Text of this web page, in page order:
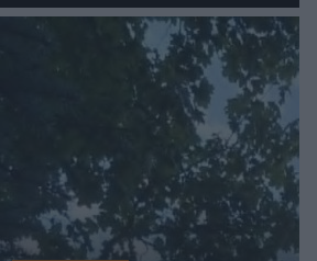
tu nawet król